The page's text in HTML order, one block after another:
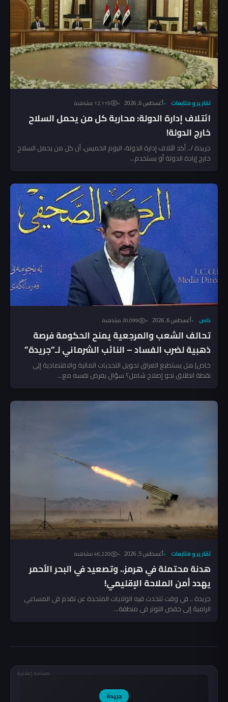
تقارير و متابعات أغسطس 6, 2026 12٬115 مشاهدة
ائتلاف إدارة الدولة: محاربة كل من يحمل السلاح
خارج الدولة!
جريدة /.. أكد ائتلاف إدارة الدولة، اليوم الخميس، أن كل من يحمل السلاح
خارج إرادة الدولة أو يستخدم...
خاص أغسطس 6, 2026 20٬099 مشاهدة
تحالف الشعب والمرجعية يمنح الحكومة فرصة
ذهبية لضرب الفساد – النائب الشرماني لـ”جريدة”
خاص| هل يستطيع العراق تحويل التحديات المالية والاقتصادية إلى
نقطة انطلاق نحو إصلاح شامل؟ سؤال يفرض نفسه مع...
تقارير و متابعات أغسطس 5, 2026 46٬220 مشاهدة
هدنة محتملة في هرمز.. وتصعيد في البحر الأحمر
يهدد أمن الملاحة الإقليمي!
جريدة .. في وقت تتحدث فيه الولايات المتحدة عن تقدم في المساعي
الرامية إلى خفض التوتر في منطقة...
مساحة إعلانية
جريدة